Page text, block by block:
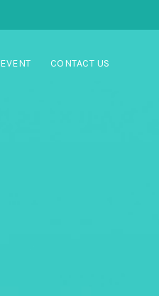
EVENT CONTACT US